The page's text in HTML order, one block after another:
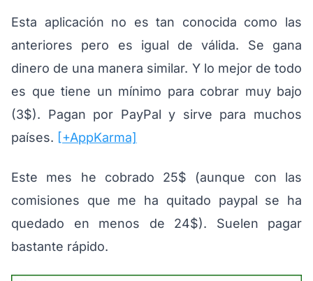
Esta aplicación no es tan conocida como las
anteriores pero es igual de válida. Se gana
dinero de una manera similar. Y lo mejor de todo
es que tiene un mínimo para cobrar muy bajo
(3$). Pagan por PayPal y sirve para muchos
países. [+AppKarma]
Este mes he cobrado 25$ (aunque con las
comisiones que me ha quitado paypal se ha
quedado en menos de 24$). Suelen pagar
bastante rápido.